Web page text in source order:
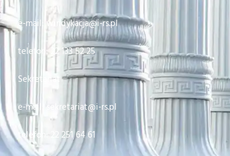
e-mail: windykacja@i-rs.pl
telefon: 22 133 52 25
Sekretariat
e-mail: sekretariat@i-rs.pl
telefon: 22 251 64 61